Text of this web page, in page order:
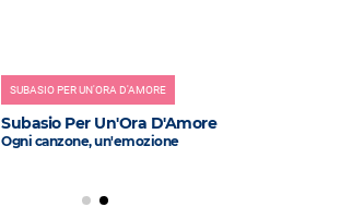
SUBASIO PER UN'ORA D'AMORE
Subasio Per Un'Ora D'Amore
Ogni canzone, un'emozione